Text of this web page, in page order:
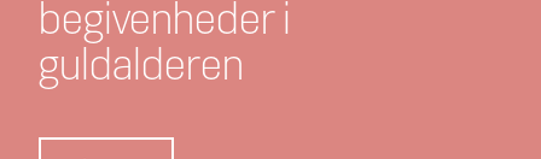
begivenheder i
guldalderen